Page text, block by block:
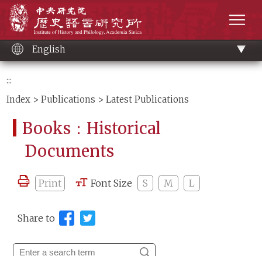
content
English
:::
Index >Publications > Latest Publications
Books：Historical
Documents
Print Font Size S M L
Share to